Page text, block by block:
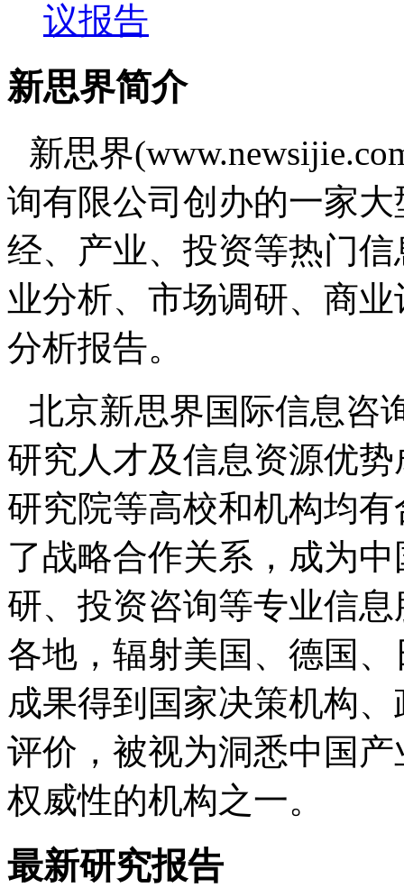
议报告
新思界简介
新思界
询有限公司创办的一家
经、产业、投资等热门
业分析、市场调研、商
分析报告。
北京新思界国际信息咨
研究人才及信息资源优
研究院等高校和机构均
了战略合作关系，成为
研、投资咨询等专业信
各地，辐射美国、德国
成果得到国家决策机构
评价，被视为洞悉中国
权威性的机构之一。
最新研究报告